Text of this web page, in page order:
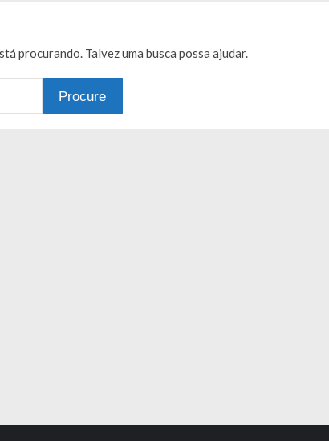
procurando. Talvez uma busca possa ajudar.